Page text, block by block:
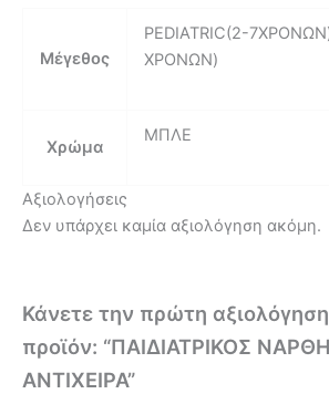
Μέγεθος
PEDIATRIC(2-
ΧΡΟΝΩΝ)
Χρώμα
ΜΠΛΕ
Αξιολογήσεις
Δεν υπάρχει καμία αξιολόγηση ακόμη.
Κάνετε την πρώτη
προϊόν: “ΠΑΙΔΙΑΤΡΙΚΟΣ
ΑΝΤΙΧΕΙΡΑ”